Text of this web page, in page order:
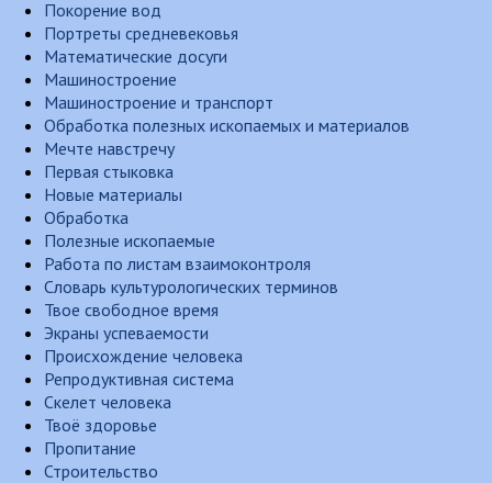
Покорение вод
Портреты средневековья
Математические досуги
Машиностроение
Машиностроение и транспорт
Обработка полезных ископаемых и материалов
Мечте навстречу
Первая стыковка
Новые материалы
Обработка
Полезные ископаемые
Работа по листам взаимоконтроля
Словарь культурологических терминов
Твое свободное время
Экраны успеваемости
Происхождение человека
Репродуктивная система
Скелет человека
Твоё здоровье
Пропитание
Строительство